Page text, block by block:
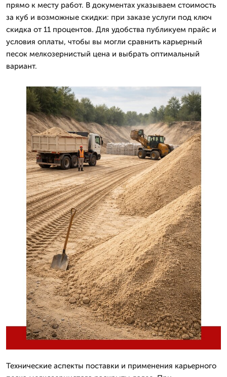
прямо к месту работ. В документах указываем стоимость
за куб и возможные скидки: при заказе услуги под ключ
скидка от 11 процентов. Для удобства публикуем прайс и
условия оплаты, чтобы вы могли сравнить карьерный
песок мелкозернистый цена и выбрать оптимальный
вариант.
Технические аспекты поставки и применения карьерного